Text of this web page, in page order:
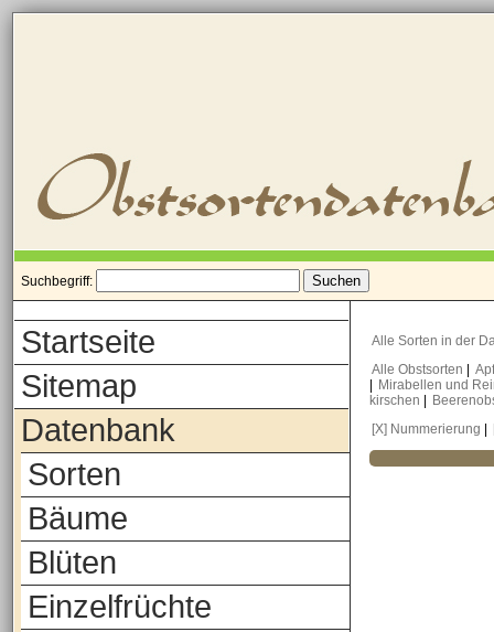
Suchbegriff:
Startseite
Sitemap
Datenbank
Sorten
Bäume
Blüten
Einzelfrüchte
Alle Sorten in der
Alle Obstsorten
Mirabellen und
kirschen
[X] Nummerierung